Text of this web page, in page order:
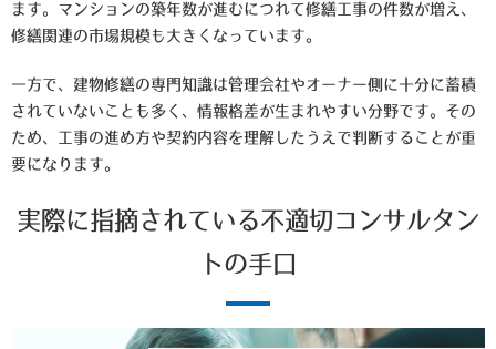
ます。マンションの築年数が進むにつれて修繕工事の件数が増え、
修繕関連の市場規模も大きくなっています。
一方で、建物修繕の専門知識は管理会社やオーナー側に十分に蓄積
されていないことも多く、情報格差が生まれやすい分野です。その
ため、工事の進め方や契約内容を理解したうえで判断することが重
要になります。
実際に指摘されている不適切コンサルタン
トの手口